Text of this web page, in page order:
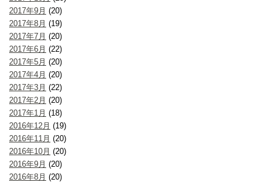
2017年9月 (20)
2017年8月 (19)
2017年7月 (20)
2017年6月 (22)
2017年5月 (20)
2017年4月 (20)
2017年3月 (22)
2017年2月 (20)
2017年1月 (18)
2016年12月 (19)
2016年11月 (20)
2016年10月 (20)
2016年9月 (20)
2016年8月 (20)